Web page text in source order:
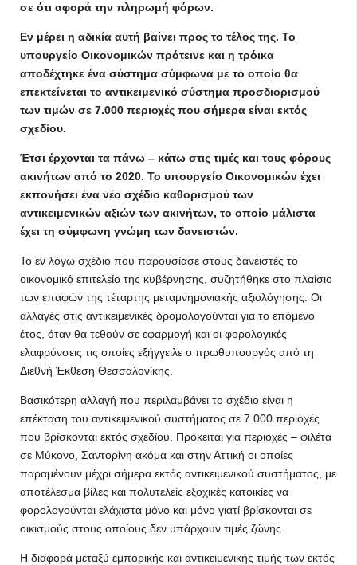
σε ότι αφορά την πληρωμή φόρων.
Εν μέρει η αδικία αυτή βαίνει προς το τέλος της. Το
υπουργείο Οικονομικών πρότεινε και η τρόικα
αποδέχτηκε ένα σύστημα σύμφωνα με το οποίο θα
επεκτείνεται το αντικειμενικό σύστημα προσδιορισμού
των τιμών σε 7.000 περιοχές που σήμερα είναι εκτός
σχεδίου.
Έτσι έρχονται τα πάνω – κάτω στις τιμές και τους φόρους
ακινήτων από το 2020. Το υπουργείο Οικονομικών έχει
εκπονήσει ένα νέο σχέδιο καθορισμού των
αντικειμενικών αξιών των ακινήτων, το οποίο μάλιστα
έχει τη σύμφωνη γνώμη των δανειστών.
Το εν λόγω σχέδιο που παρουσίασε στους δανειστές το
οικονομικό επιτελείο της κυβέρνησης, συζητήθηκε στο πλαίσιο
των επαφών της τέταρτης μεταμνημονιακής αξιολόγησης. Οι
αλλαγές στις αντικειμενικές δρομολογούνται για το επόμενο
έτος, όταν θα τεθούν σε εφαρμογή και οι φορολογικές
ελαφρύνσεις τις οποίες εξήγγειλε ο πρωθυπουργός από τη
Διεθνή Έκθεση Θεσσαλονίκης.
Βασικότερη αλλαγή που περιλαμβάνει το σχέδιο είναι η
επέκταση του αντικειμενικού συστήματος σε 7.000 περιοχές
που βρίσκονται εκτός σχεδίου. Πρόκειται για περιοχές – φιλέτα
σε Μύκονο, Σαντορίνη ακόμα και στην Αττική οι οποίες
παραμένουν μέχρι σήμερα εκτός αντικειμενικού συστήματος, με
αποτέλεσμα βίλες και πολυτελείς εξοχικές κατοικίες να
φορολογούνται ελάχιστα μόνο και μόνο γιατί βρίσκονται σε
οικισμούς στους οποίους δεν υπάρχουν τιμές ζώνης.
Η διαφορά μεταξύ εμπορικής και αντικειμενικής τιμής των εκτός